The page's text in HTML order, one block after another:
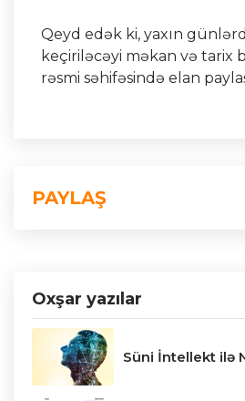
Qeyd edək ki, yaxın
keçiriləcəyi məkan və tarix
rəsmi səhifəsində elan
PAYLAŞ
Oxşar yazılar
Süni İntellekt ilə